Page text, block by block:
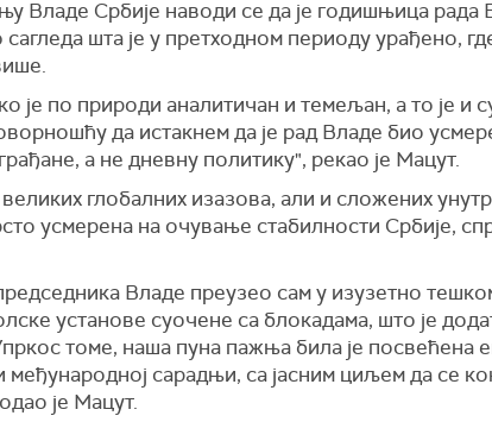
Владе Србије наводи се да је годишњица рада
шта је у претходном периоду урађено,
је по природи аналитичан и темељан, а то је и
да истакнем да је рад Владе био
а не дневну политику", рекао је Мацут.
глобалних изазова, али и сложених
усмерена на очување стабилности Србије,
Владе преузео сам у изузетно
установе суочене са блокадама, што је
томе, наша пуна пажња била је посвећена
међународној сарадњи, са јасним циљем да се
је Мацут.